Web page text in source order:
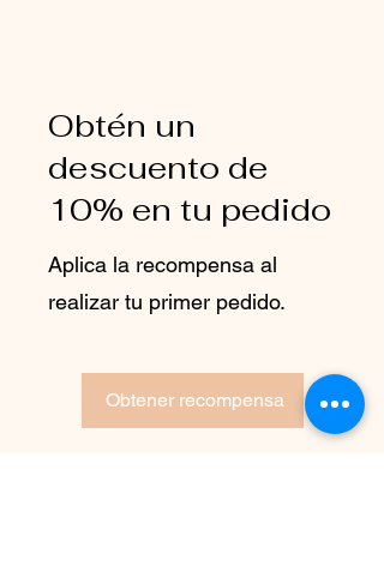
Obtén un
descuento de
10% en tu pedido
Aplica la recompensa al
realizar tu primer pedido.
Obtener recompensa